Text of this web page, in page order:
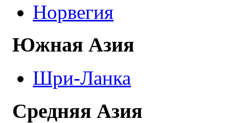
Норвегия
Южная Азия
Шри-Ланка
Средняя Азия